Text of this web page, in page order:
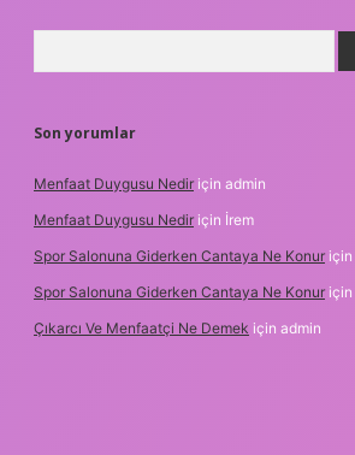
Son yorumlar
Menfaat Duygusu Nedir için admin
Menfaat Duygusu Nedir için İrem
Spor Salonuna Giderken Cantaya Ne Konur için
Spor Salonuna Giderken Cantaya Ne Konur için
Çıkarcı Ve Menfaatçi Ne Demek için admin